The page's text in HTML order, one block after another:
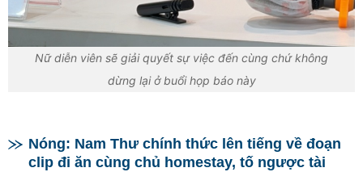
Nữ diễn viên sẽ giải quyết sự việc đến cùng chứ không
dừng lại ở buổi họp báo này
Nóng: Nam Thư chính thức lên tiếng về đoạn
clip đi ăn cùng chủ homestay, tố ngược tài